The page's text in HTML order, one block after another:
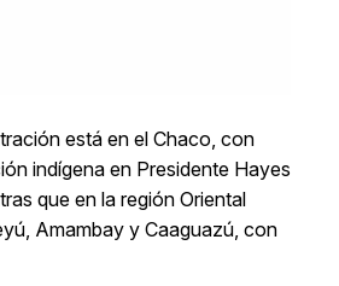
está en el Chaco, con
indígena en Presidente Hayes
que en la región Oriental
Amambay y Caaguazú, con